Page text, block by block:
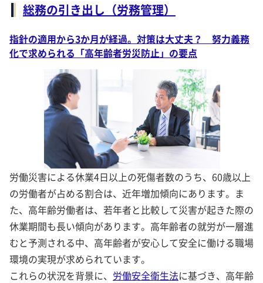
総務の引き出し（労務管理）
指針の適用から3か月が経過。対策は大丈夫？ 努力義務
化で求められる「高年齢者労災防止」の要点
労働災害による休業4日以上の死傷者数のうち、60歳以上
の労働者が占める割合は、近年増加傾向にあります。ま
た、高年齢労働者は、若年者と比較して災害が起きた際の
休業期間も長い傾向があります。高年齢者の就労が一層進
むと予測される中、高年齢者が安心して安全に働ける職場
環境の実現が求められています。
これらの状況を背景に、 労働安全衛生法に基づき、高年齢